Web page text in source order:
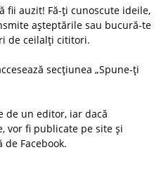
fii auzit! Fă-ți cunoscute ideile,
așteptările sau bucură-te
de ceilalți cititori.
secțiunea „Spune-ți
de un editor, iar dacă
vor fi publicate pe site și
Facebook.